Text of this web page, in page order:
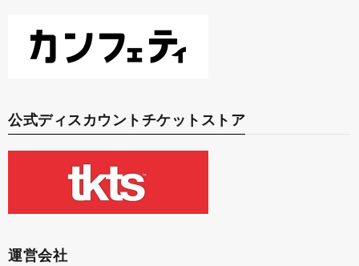
公式ディスカウントチケットストア
運営会社